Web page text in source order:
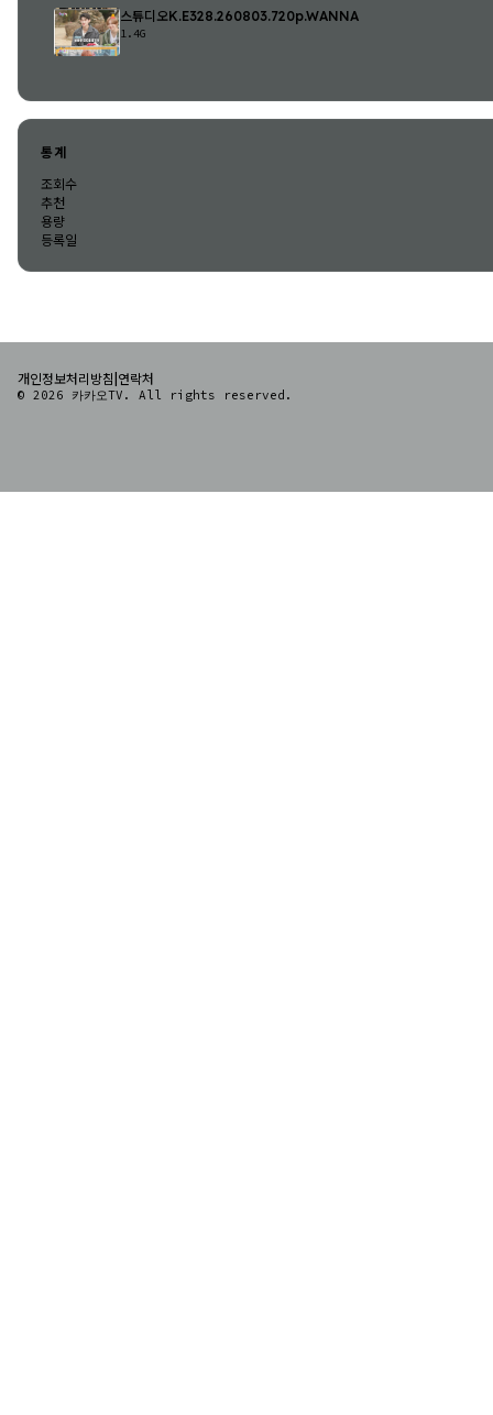
스튜디오K.E328.260803.720p.WANNA
1.4G
통계
조회수
추천
용량
등록일
개인정보처리방침 연락처
© 2026 카카오TV. All rights reserved.